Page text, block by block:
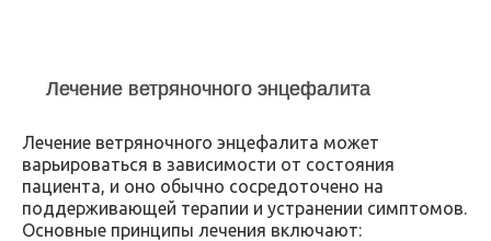
Лечение ветряночного энцефалита
Лечение ветряночного энцефалита может
варьироваться в зависимости от состояния
пациента, и оно обычно сосредоточено на
поддерживающей терапии и устранении симптомов.
Основные принципы лечения включают: